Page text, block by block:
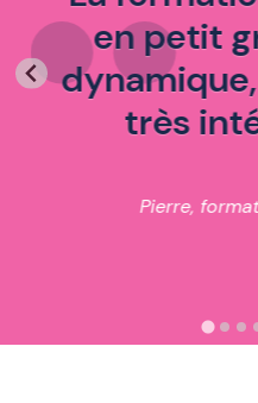
en petit
très
Pierre,